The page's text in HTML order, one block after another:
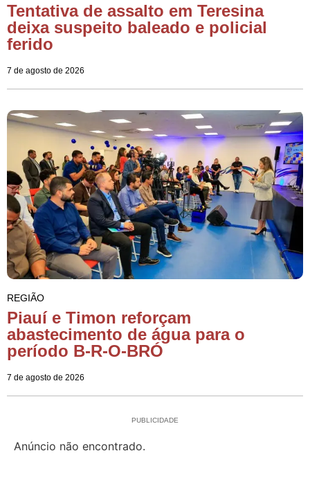
Tentativa de assalto em Teresina
deixa suspeito baleado e policial
ferido
7 de agosto de 2026
REGIÃO
Piauí e Timon reforçam
abastecimento de água para o
período B-R-O-BRÓ
7 de agosto de 2026
PUBLICIDADE
Anúncio não encontrado.